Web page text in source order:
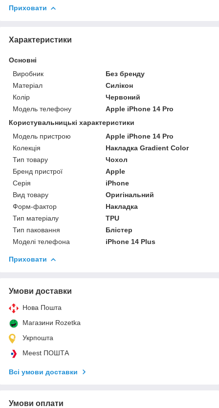
Приховати
Характеристики
Основні
Виробник
Без бренду
Матеріал
Силікон
Колір
Червоний
Модель телефону
Apple iPhone 14 Pro
Користувальницькі характеристики
Модель пристрою
Apple iPhone 14 Pro
Колекція
Накладка Gradient Color
Тип товару
Чохол
Бренд пристрої
Apple
Серія
iPhone
Вид товару
Оригінальний
Форм-фактор
Накладка
Тип матеріалу
TPU
Тип паковання
Блістер
Моделі телефона
iPhone 14 Plus
Приховати
Умови доставки
Нова Пошта
Магазини Rozetka
Укрпошта
Meest ПОШТА
Всі умови доставки
Умови оплати